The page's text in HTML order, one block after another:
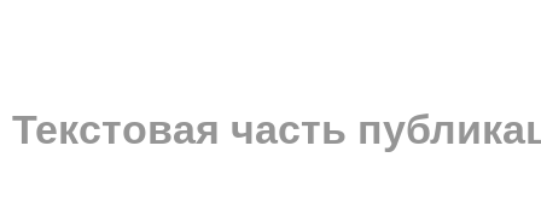
Текстовая часть